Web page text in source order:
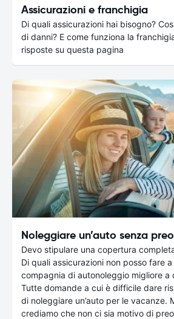
Assicurazioni e franchigia
Di quali assicurazioni hai bisogno?
di danni? E come funziona la
risposte su questa pagina
Noleggiare un’auto senza
Devo stipulare una copertura
Di quali assicurazioni non posso fare a
compagnia di autonoleggio migliore a
Tutte domande a cui è difficile dare
di noleggiare un’auto per le vacanze.
crediamo che non ci sia motivo di